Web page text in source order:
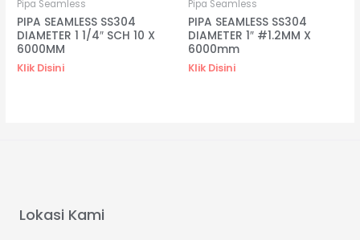
Pipa Seamless
PIPA SEAMLESS SS304
DIAMETER 1 1/4″ SCH 10 X
6000MM
Klik Disini
Pipa Seamless
PIPA SEAMLESS SS304
DIAMETER 1″ #1.2MM X
6000mm
Klik Disini
Lokasi Kami